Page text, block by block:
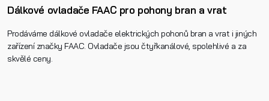
Dálkové ovladače FAAC pro pohony bran a vrat
Prodáváme dálkové ovladače elektrických pohonů bran a vrat i jiných
zařízení značky FAAC. Ovladače jsou čtyřkanálové, spolehlivé a za
skvělé ceny.